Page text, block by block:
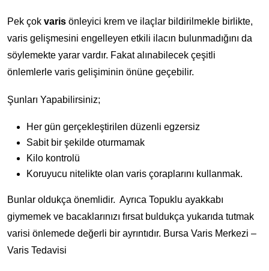
Pek çok varis önleyici krem ve ilaçlar bildirilmekle birlikte,
varis gelişmesini engelleyen etkili ilacın bulunmadığını da
söylemekte yarar vardır. Fakat alınabilecek çeşitli
önlemlerle varis gelişiminin önüne geçebilir.
Şunları Yapabilirsiniz;
Her gün gerçekleştirilen düzenli egzersiz
Sabit bir şekilde oturmamak
Kilo kontrolü
Koruyucu nitelikte olan varis çoraplarını kullanmak.
Bunlar oldukça önemlidir. Ayrıca Topuklu ayakkabı
giymemek ve bacaklarınızı fırsat buldukça yukarıda tutmak
varisi önlemede değerli bir ayrıntıdır. Bursa Varis Merkezi –
Varis Tedavisi